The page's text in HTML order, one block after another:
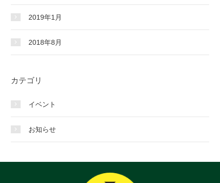
2019年1月
2018年8月
カテゴリ
イベント
お知らせ